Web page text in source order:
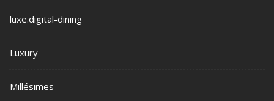
luxe.digital-dining
Luxury
Millésimes